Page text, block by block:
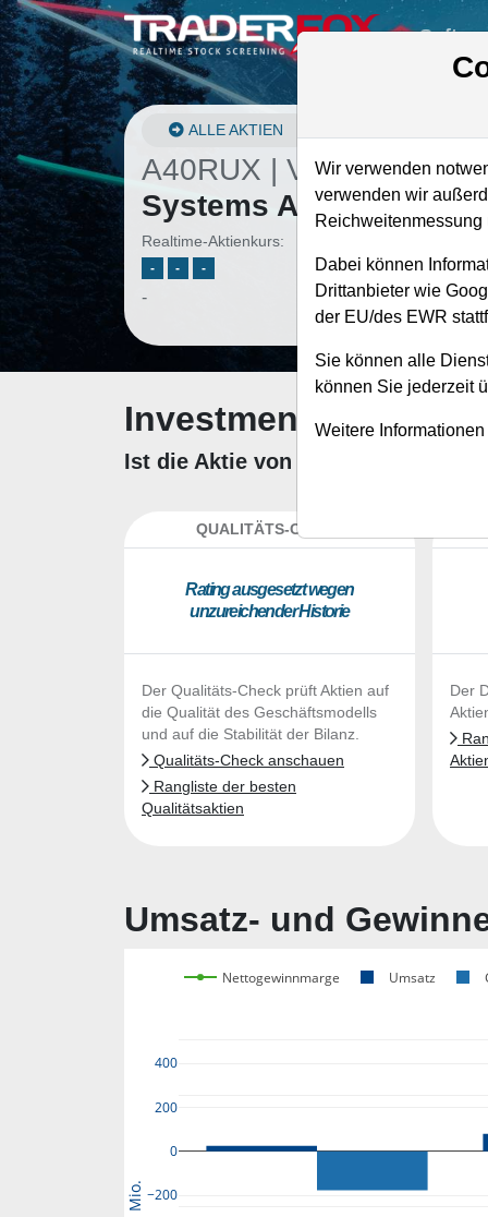
ALLE AKTIEN
A40RUX | V4K–
Systems Aktie
Realtime-Aktienkurs:
- - -
-
Investment-Check:
Ist die Aktie von Cerebras
QUALITÄTS-CHECK
Ra­ting aus­ge­setzt we­gen
un­zu­rei­chen­der His­to­rie
Der Qualitäts-Check prüft Aktien auf
die Qualität des Geschäftsmodells
und auf die Stabilität der Bilanz.
Qualitäts-Check anschauen
Rangliste der besten
Qualitätsaktien
Der
Umsatz- und
−200
0
200
400
Nettogewinnmarge Umsatz
Mio.
Wir verwenden
verwenden wir
Dabei können
Drittanbieter wie
der EU/des EWR
Sie können alle
können Sie jederzeit
Weitere